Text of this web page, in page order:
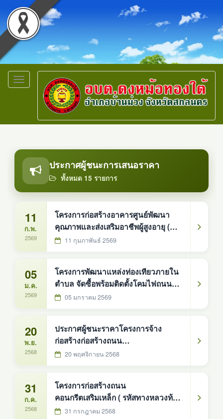
Toggle
navigation
ประกาศผู้ชนะการเสนอราคา
ทั้งหมด 15 รายการ
11
ก.พ.
2569
โครงการก่อสร้างอาคารศูนย์พัฒนา
คุณภาพและส่งเสริมอาชีพผู้สูงอายุ (
ศพอส. ) ตำบลดงหม้อทองใต้
11 กุมภาพันธ์ 2569
05
ม.ค.
2569
โครงการพัฒนาแหล่งท่องเทียวภายใน
ตำบล จัดซื้อพร้อมติดตั้งโคมไฟถนน
พลังงานแสงอาทิตย์แบบประกอบในชุด
ตำบลดงหม้อทองใต้ อำเภอบ้านม่วง
จังหวัดสกลนคร ตามบัญชีนวัตกรรม
ไทย รหัส ๐๗๐๑๐๐๑๔ สำนักงบประ
05 มกราคม 2569
20
พ.ย.
2568
ประกาศผู้ชนะราคาโครงการจ้าง
ก่อสร้างก่อสร้างถนน
คอนกรีตเสริมเหล็ก (รหัสทางหลวงท้อง
บ้านม่วง จังหวัดสกลนคร - บ้านหนอง
บ่อ หมู่ที่8 ตำบลมาย อำเภอบ้านม่วง
จังหวัดสกลนคร องค์การบริหารส่วน
20 พฤศจิกายน 2568
31
ก.ค.
2568
โครงการก่อสร้างถนน
คอนกรีตเสริมเหล็ก ( รหัสทางหลวงท้อง
ถิ่น สน.ถ. ๖๖-๐๐๔ ) สายบ้านดงหม้อ
31 กรกฎาคม 2568